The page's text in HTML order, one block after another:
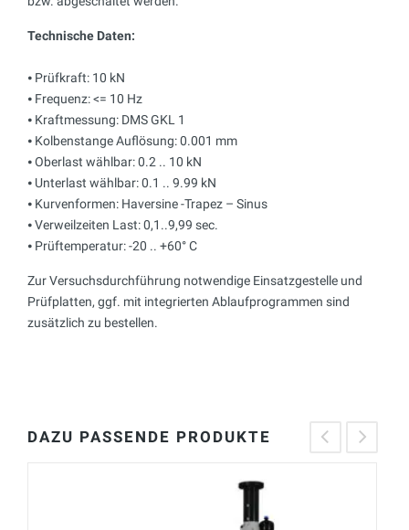
Technische Daten:
⦁ Prüfkraft: 10 kN
⦁ Frequenz: <= 10 Hz
⦁ Kraftmessung: DMS GKL 1
⦁ Kolbenstange Auflösung: 0.001 mm
⦁ Oberlast wählbar: 0.2 .. 10 kN
⦁ Unterlast wählbar: 0.1 .. 9.99 kN
⦁ Kurvenformen: Haversine -Trapez – Sinus
⦁ Verweilzeiten Last: 0,1..9,99 sec.
⦁ Prüftemperatur: -20 .. +60° C
Zur Versuchsdurchführung notwendige Einsatzgestelle und
Prüfplatten, ggf. mit integrierten Ablaufprogrammen sind
zusätzlich zu bestellen.
DAZU PASSENDE PRODUKTE